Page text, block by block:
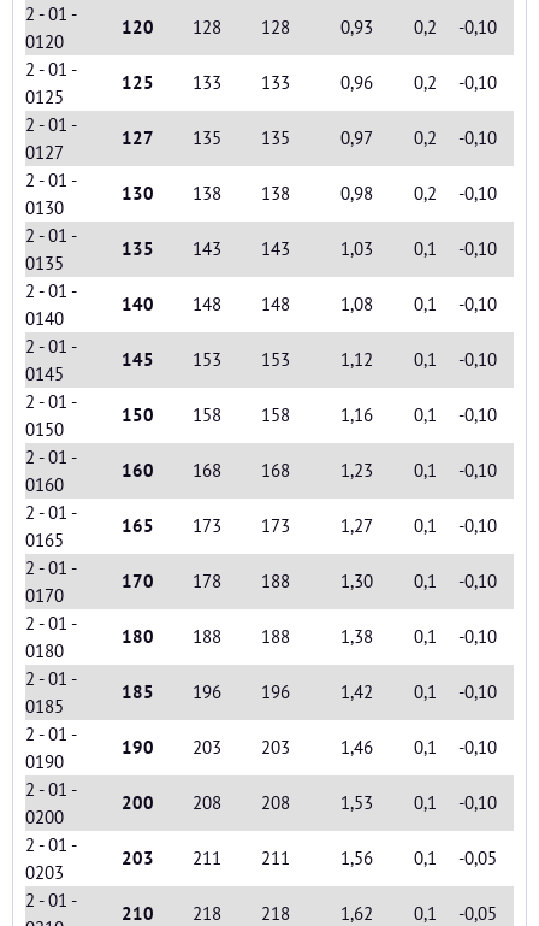
2 - 01 -
0120
120 128 128 0,93 0,2
-0,10
2 - 01 -
0125
125 133 133 0,96 0,2
-0,10
2 - 01 -
0127
127 135 135 0,97 0,2
-0,10
2 - 01 -
0130
130 138 138 0,98 0,2
-0,10
2 - 01 -
0135
135 143 143 1,03 0,1
-0,10
2 - 01 -
0140
140 148 148 1,08 0,1
-0,10
2 - 01 -
0145
145 153 153 1,12 0,1
-0,10
2 - 01 -
0150
150 158 158 1,16 0,1
-0,10
2 - 01 -
0160
160 168 168 1,23 0,1
-0,10
2 - 01 -
0165
165 173 173 1,27 0,1
-0,10
2 - 01 -
0170
170 178 188 1,30 0,1
-0,10
2 - 01 -
0180
180 188 188 1,38 0,1
-0,10
2 - 01 -
0185
185 196 196 1,42 0,1
-0,10
2 - 01 -
0190
190 203 203 1,46 0,1
-0,10
2 - 01 -
0200
200 208 208 1,53 0,1
-0,10
2 - 01 -
0203
203 211 211 1,56 0,1
-0,05
2 - 01 -
210 218 218 1,62 0,1 -0,05